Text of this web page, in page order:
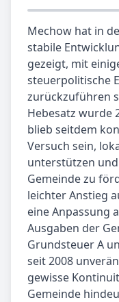
Mechow hat in
stabile
gezeigt, mit
steuerpolitische
zurückzuführen
Hebesatz wurde
blieb seitdem
Versuch sein,
unterstützen
Gemeinde zu
leichter Anstieg
eine Anpassung
Ausgaben der
Grundsteuer A
seit 2008
gewisse
Gemeinde